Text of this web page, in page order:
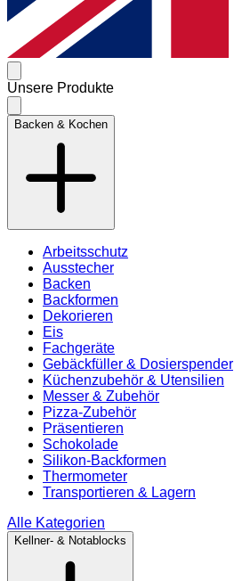
Unsere Produkte
Backen & Kochen
Arbeitsschutz
Ausstecher
Backen
Backformen
Dekorieren
Eis
Fachgeräte
Gebäckfüller & Dosierspender
Küchenzubehör & Utensilien
Messer & Zubehör
Pizza-Zubehör
Präsentieren
Schokolade
Silikon-Backformen
Thermometer
Transportieren & Lagern
Alle Kategorien
Kellner- & Notablocks